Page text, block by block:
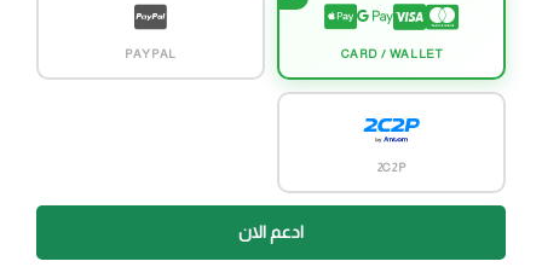
CARD / WALLET
PAYPAL
2C2P
ادعم الان